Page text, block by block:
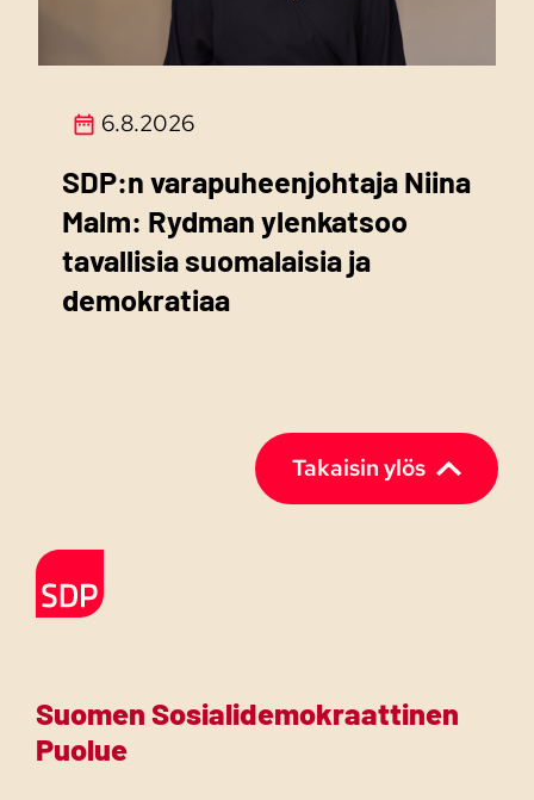
6.8.2026
SDP:n varapuheenjohtaja Niina
Malm: Rydman ylenkatsoo
tavallisia suomalaisia ja
demokratiaa
Takaisin ylös
Etusivulle
Suomen Sosialidemokraattinen
Puolue